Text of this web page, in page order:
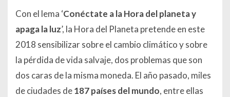
Con el lema ‘Conéctate a la Hora del planeta y
apaga la luz’, la Hora del Planeta pretende en este
2018 sensibilizar sobre el cambio climático y sobre
la pérdida de vida salvaje, dos problemas que son
dos caras de la misma moneda. El año pasado, miles
de ciudades de187 países del mundo, entre ellas